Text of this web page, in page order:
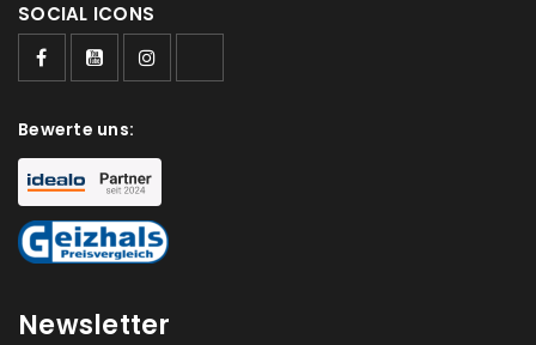
SOCIAL ICONS
Bewerte uns:
Newsletter